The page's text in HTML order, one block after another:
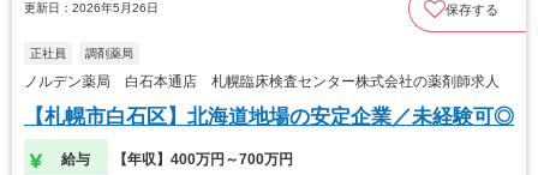
更新日：2026年5月26日 保存する
正社員 調剤薬局
ノルデン薬局 白石本通店 札幌臨床検査センター株式会社の薬剤師求人
【札幌市白石区】北海道地場の安定企業／未経験可◎
給与 【年収】400万円～700万円